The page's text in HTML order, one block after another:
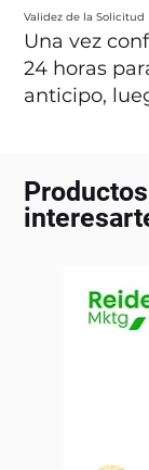
Validez de la Solicitud
Una vez
24 horas
anticipo,